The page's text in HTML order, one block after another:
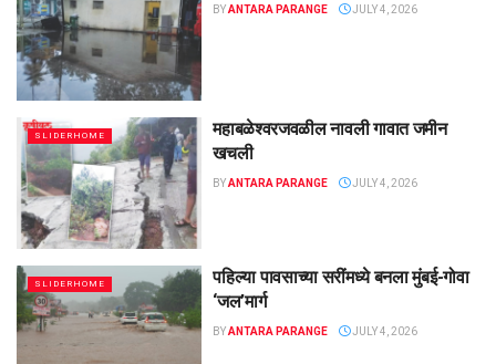
BYANTARA PARANGE JULY 4, 2026
SLIDERHOME
महाबळेश्वरजवळील नावली गावात जमीन
खचली
BYANTARA PARANGE JULY 4, 2026
SLIDERHOME
पहिल्या पावसाच्या सरींमध्ये बनला मुंबई-गोवा
‘जल‌’मार्ग
BYANTARA PARANGE JULY 4, 2026